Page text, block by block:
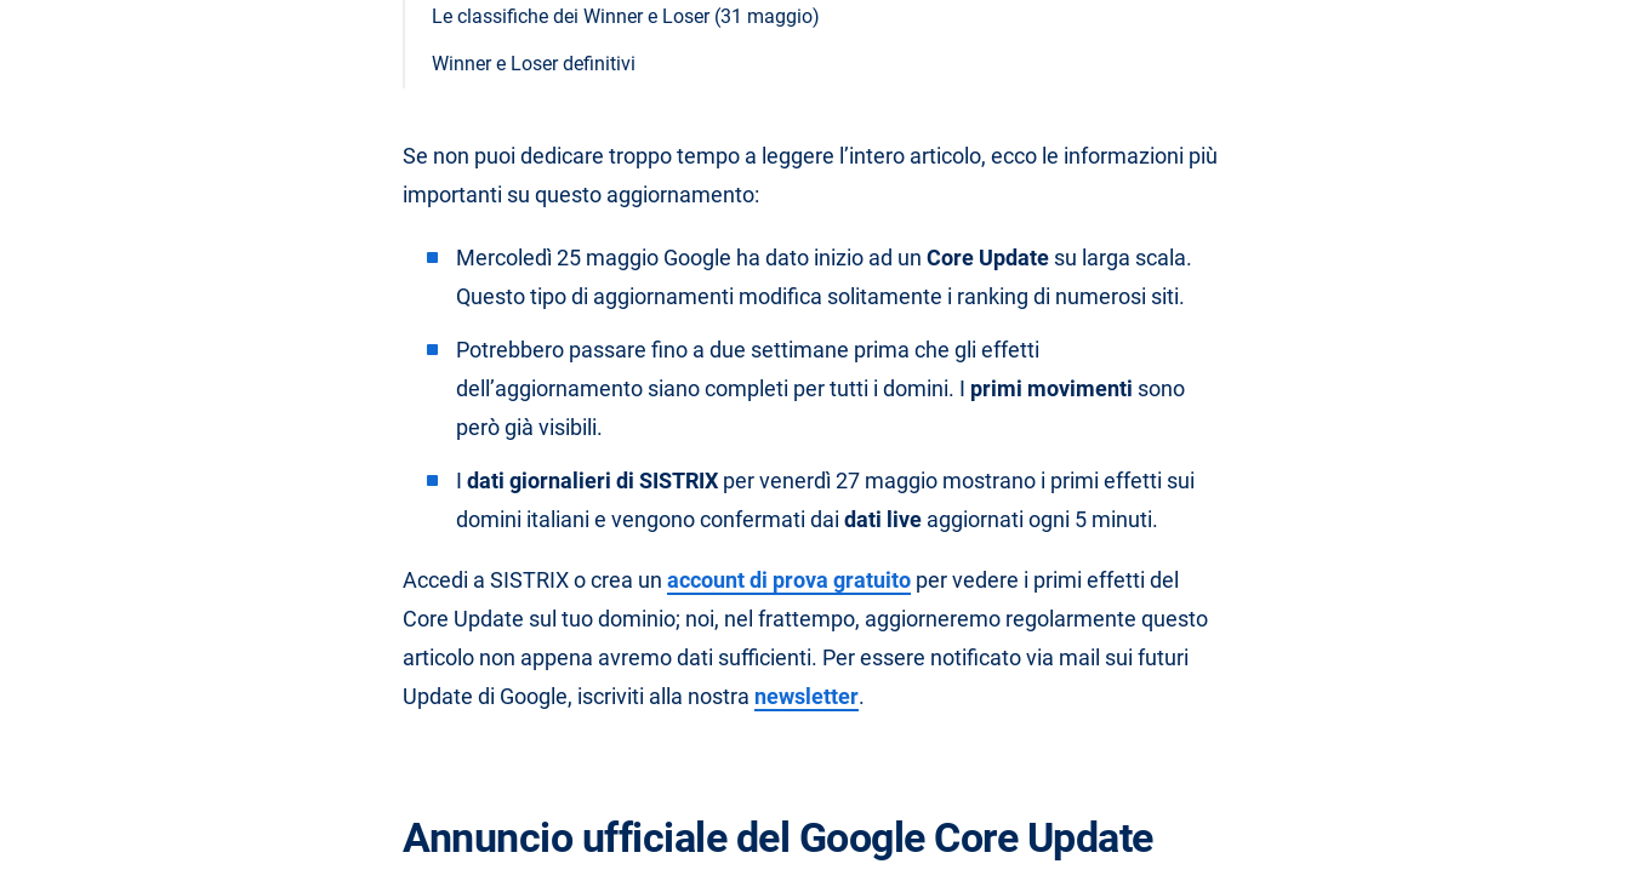
Le classifiche dei Winner e Loser (31 maggio)
Winner e Loser definitivi
Se non puoi dedicare troppo tempo a leggere l’intero articolo, ecco le informazioni più
importanti su questo aggiornamento:
Mercoledì 25 maggio Google ha dato inizio ad un Core Update su larga scala.
Questo tipo di aggiornamenti modifica solitamente i ranking di numerosi siti.
Potrebbero passare fino a due settimane prima che gli effetti
dell’aggiornamento siano completi per tutti i domini. I primi movimenti sono
però già visibili.
I dati giornalieri di SISTRIX per venerdì 27 maggio mostrano i primi effetti sui
domini italiani e vengono confermati dai dati live aggiornati ogni 5 minuti.
Accedi a SISTRIX o crea un account di prova gratuito per vedere i primi effetti del
Core Update sul tuo dominio; noi, nel frattempo, aggiorneremo regolarmente questo
articolo non appena avremo dati sufficienti. Per essere notificato via mail sui futuri
Update di Google, iscriviti alla nostra newsletter.
Annuncio ufficiale del Google Core Update